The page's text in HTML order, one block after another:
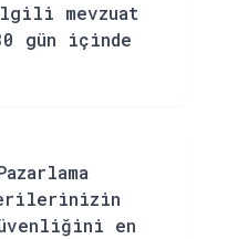
mevzuat
gün içinde
en